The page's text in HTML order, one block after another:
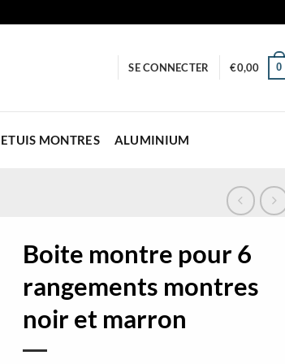
SE CONNECTER €0,00 0
ETUIS MONTRES ALUMINIUM
Boite montre pour 6
rangements montres
noir et marron